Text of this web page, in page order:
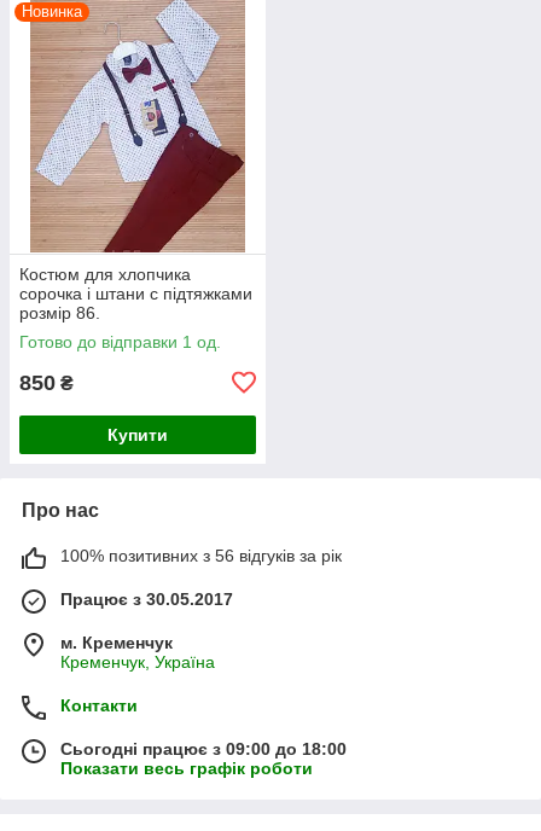
Новинка
Костюм для хлопчика
сорочка і штани с підтяжками
розмір 86.
Готово до відправки 1 од.
850 ₴
Купити
Про нас
100% позитивних з 56 відгуків за рік
Працює з 30.05.2017
м. Кременчук
Кременчук, Україна
Контакти
Сьогодні працює з 09:00 до 18:00
Показати весь графік роботи